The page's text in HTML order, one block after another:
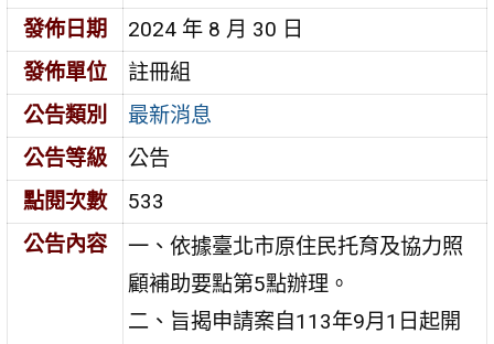
發佈日期
2024 年 8 月 30 日
發佈單位
註冊組
公告類別
最新消息
公告等級
公告
點閱次數
533
公告內容
一、依據臺北市原住民托育及協力照
顧補助要點第5點辦理。
二、旨揭申請案自113年9月1日起開